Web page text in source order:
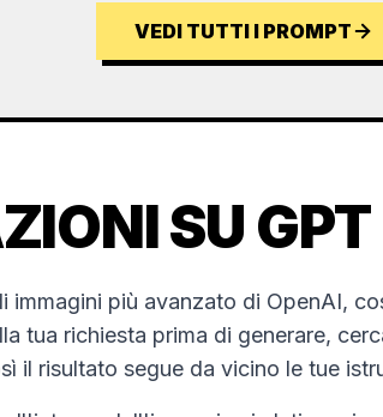
VEDI TUTTI I PROMPT
SU
immagini più avanzato di OpenAI,
tua richiesta prima di generare,
il risultato segue da vicino le tue